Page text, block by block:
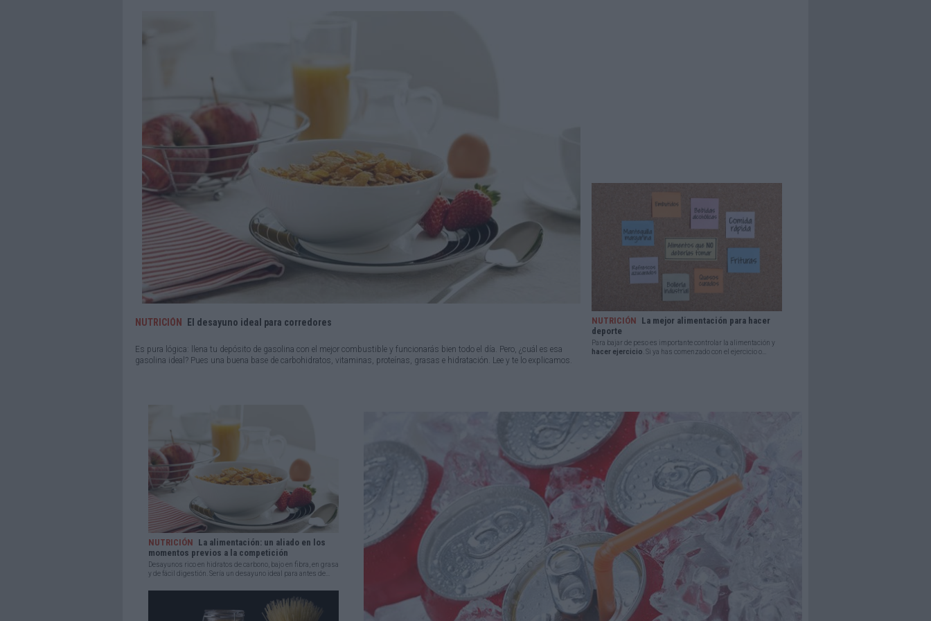
NUTRICIÓN El desayuno ideal para corredores
Es pura lógica: llena tu depósito de gasolina con el mejor combustible y funcionarás bien todo el día. Pero, ¿cuál es esa
gasolina ideal? Pues una buena base de carbohidratos, vitaminas, proteínas, grasas e hidratación. Lee y te lo explicamos.
NUTRICIÓN La mejor alimentación para hacer
deporte
Para bajar de peso es importante controlar la alimentación y
hacer ejercicio . Si ya has comenzado con el ejercicio o...
NUTRICIÓN La alimentación: un aliado en los
momentos previos a la competición
Desayunos rico en hidratos de carbono, bajo en fibra, en grasa
y de fácil digestión. Sería un desayuno ideal para antes de...